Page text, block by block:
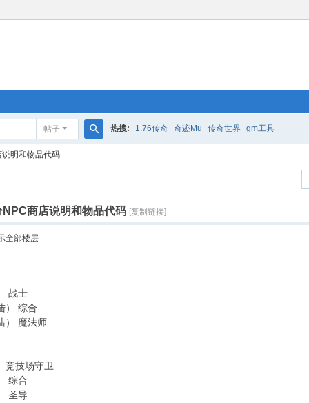
帖子 热搜: 1.76传奇 奇迹Mu 传奇世界 gm工具
明和物品代码
商店说明和物品代码 [复制链接]
全部楼层
战士
） 综合
） 魔法师
竞技场守卫
综合
圣导